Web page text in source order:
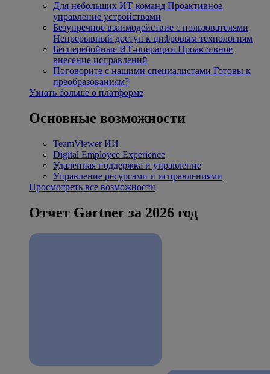
Для небольших ИТ-команд Проактивное
управление устройствами
Безупречное взаимодействие с пользователями
Непрерывный доступ к цифровым технологиям
Бесперебойные ИТ-операции Проактивное
внесение исправлений
Поговорите с нашими специалистами Готовы к
преобразованиям?
Узнать больше о платформе
Основные возможности
TeamViewer ИИ
Digital Employee Experience
Удаленная поддержка и управление
Управление ресурсами и исправлениями
Просмотреть все возможности
Отчет Gartner за 2026 год